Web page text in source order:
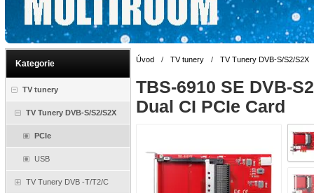
Kategorie
TV tunery
TV Tunery DVB-S/S2/S2X
PCIe
USB
TV Tunery DVB -T/T2/C
Úvod / TV tunery / TV Tunery DVB-S/S2/S2X
TBS-6910 SE DVB-
Dual CI PCIe Card